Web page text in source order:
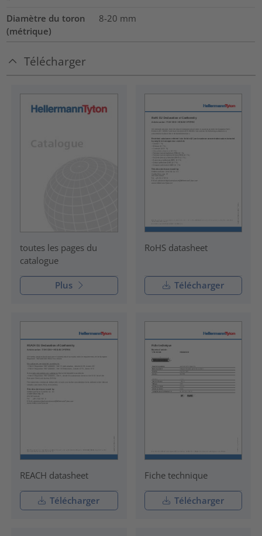
Diamètre du toron
(métrique)
8-20 mm
Télécharger
toutes les pages du
catalogue
Plus
RoHS datasheet
Télécharger
REACH datasheet
Télécharger
Fiche technique
Télécharger